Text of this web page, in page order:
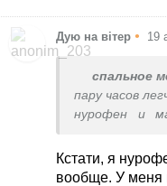
Дую на вітер • 19
спальное
пару часов
нурофен и
иногда боль
Кстати, я
вообще. У меня